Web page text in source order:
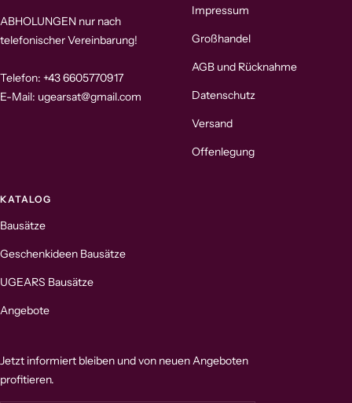
ABHOLUNGEN nur nach
telefonischer Vereinbarung!
Telefon: +43 6605770917
E-Mail: ugearsat@gmail.com
Impressum
Großhandel
AGB und Rücknahme
Datenschutz
Versand
Offenlegung
KATALOG
Bausätze
Geschenkideen Bausätze
UGEARS Bausätze
Angebote
Jetzt informiert bleiben und von neuen Angeboten
profitieren.